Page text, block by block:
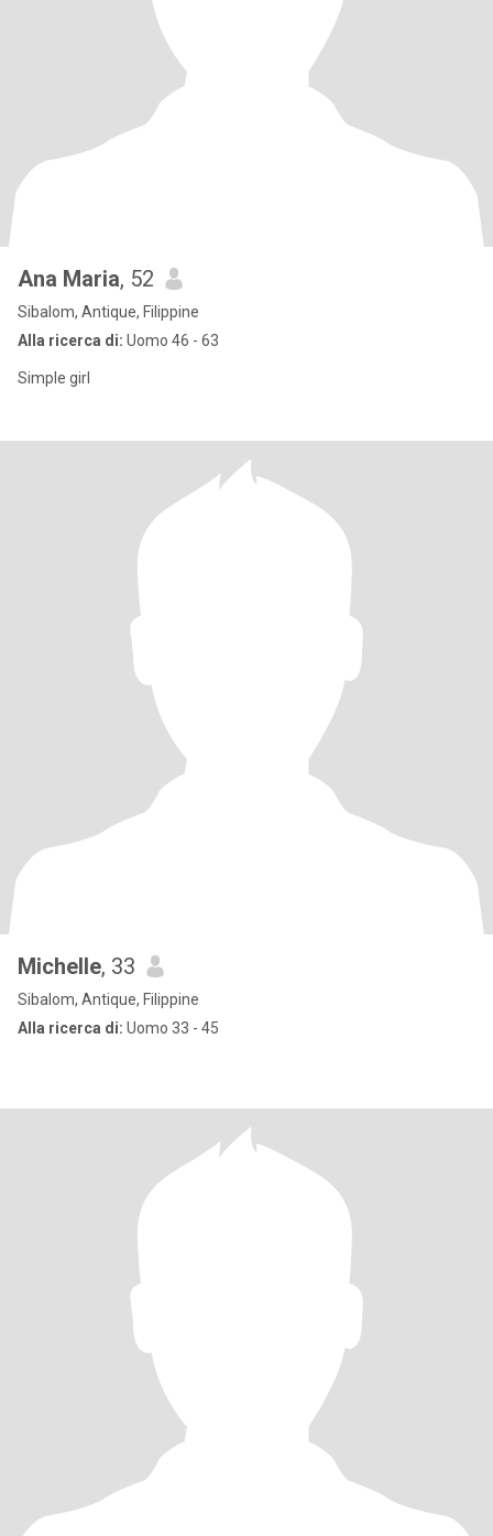
Ana Maria, 52
Sibalom, Antique, Filippine
Alla ricerca di: Uomo 46 - 63
Simple girl
Michelle, 33
Sibalom, Antique, Filippine
Alla ricerca di: Uomo 33 - 45